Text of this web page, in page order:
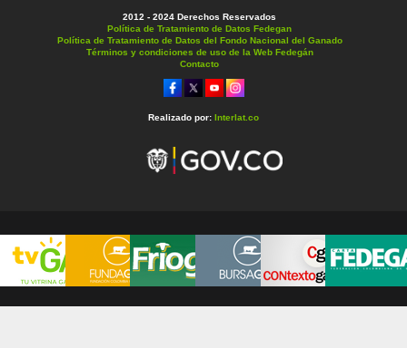
2012 - 2024 Derechos Reservados
Política de Tratamiento de Datos Fedegan
Política de Tratamiento de Datos del Fondo Nacional del Ganado
Términos y condiciones de uso de la Web Fedegán
Contacto
Realizado por: Interlat.co